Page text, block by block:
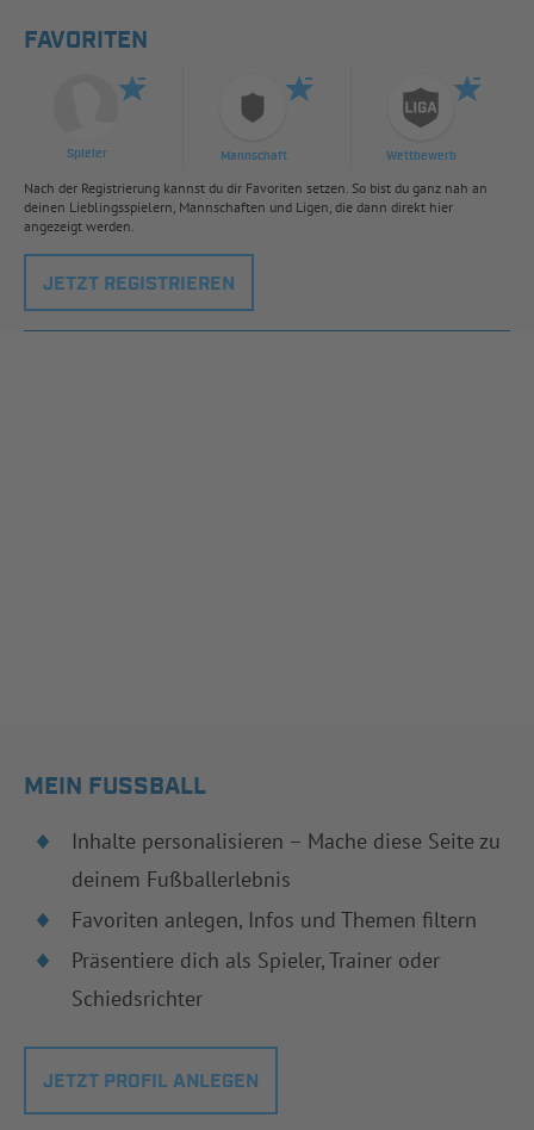
FAVORITEN
Spieler Mannschaft Wettbewerb
Nach der Registrierung kannst du dir Favoriten setzen. So bist du ganz nah an
deinen Lieblingsspielern, Mannschaften und Ligen, die dann direkt hier
angezeigt werden.
JETZT REGISTRIEREN
MEIN FUSSBALL
Inhalte personalisieren – Mache diese Seite zu
deinem Fußballerlebnis
Favoriten anlegen, Infos und Themen filtern
Präsentiere dich als Spieler, Trainer oder
Schiedsrichter
JETZT PROFIL ANLEGEN